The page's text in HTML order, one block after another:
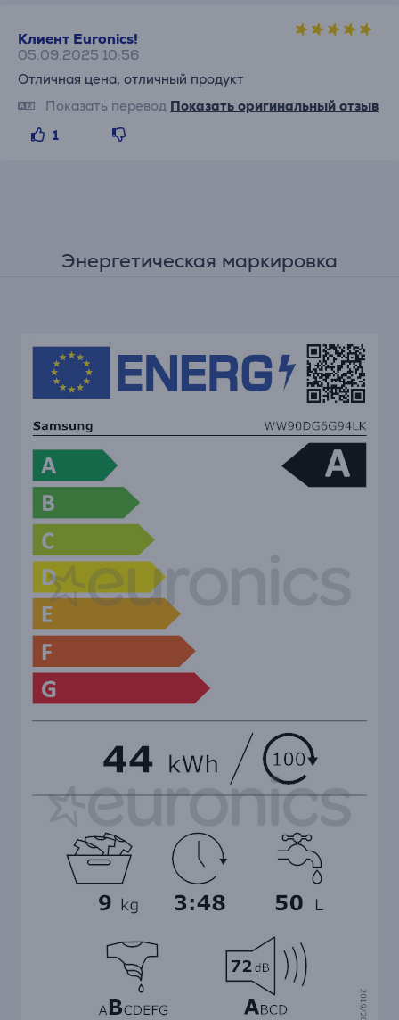
Клиент Euronics!
05.09.2025 10:56
Отличная цена, отличный продукт
Показать перевод Показать оригинальный отзыв
1
Энергетическая маркировка